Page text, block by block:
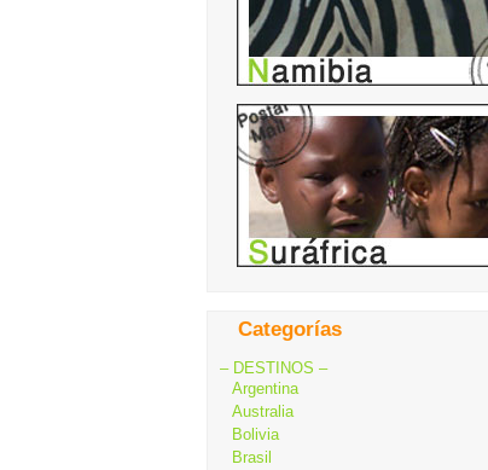
Categorías
– DESTINOS –
Argentina
Australia
Bolivia
Brasil